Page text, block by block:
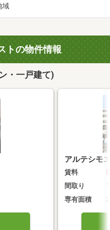
域
トの物件情報
・一戸建て)
アルテシモ
賃料
間取り
専有面積